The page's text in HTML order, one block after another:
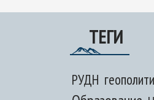
ТЕГИ
РУДН